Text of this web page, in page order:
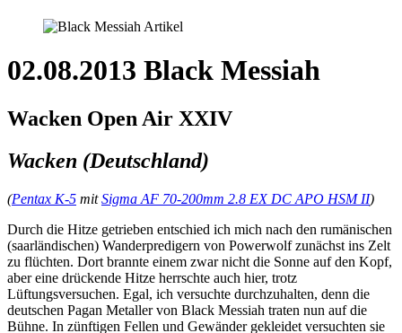
02.08.2013 Black Messiah
Wacken Open Air XXIV
Wacken (Deutschland)
(Pentax K-5 mitSigma AF 70-200mm 2.8 EX DC APO HSM II)
Durch die Hitze getrieben entschied ich mich nach den rumänischen
(saarländischen) Wanderpredigern von Powerwolf zunächst ins Zelt
zu flüchten. Dort brannte einem zwar nicht die Sonne auf den Kopf,
aber eine drückende Hitze herrschte auch hier, trotz
Lüftungsversuchen. Egal, ich versuchte durchzuhalten, denn die
deutschen Pagan Metaller von Black Messiah traten nun auf die
Bühne. In zünftigen Fellen und Gewänder gekleidet versuchten sie